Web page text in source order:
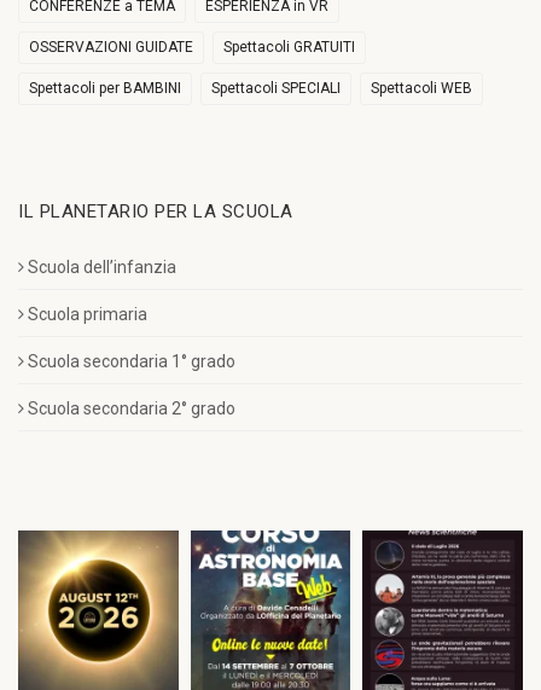
CONFERENZE a TEMA ESPERIENZA in VR
OSSERVAZIONI GUIDATE Spettacoli GRATUITI
Spettacoli per BAMBINI Spettacoli SPECIALI Spettacoli WEB
IL PLANETARIO PER LA SCUOLA
Scuola dell’infanzia
Scuola primaria
Scuola secondaria 1° grado
Scuola secondaria 2° grado